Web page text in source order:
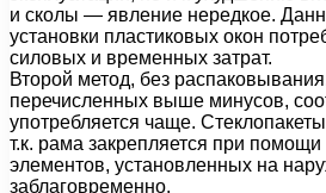
и сколы — явление нередкое.
установки пластиковых окон
силовых и временных затрат.
Второй метод, без
перечисленных выше минусов,
употребляется чаще.
т.к. рама закрепляется при
элементов, установленных на
заблаговременно.